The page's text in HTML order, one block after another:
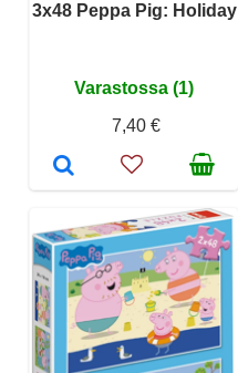
3x48 Peppa Pig: Holiday
Varastossa (1)
7,40 €